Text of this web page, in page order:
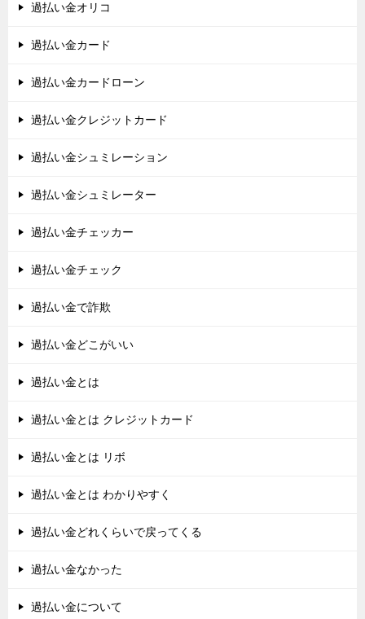
過払い金オリコ
過払い金カード
過払い金カードローン
過払い金クレジットカード
過払い金シュミレーション
過払い金シュミレーター
過払い金チェッカー
過払い金チェック
過払い金で詐欺
過払い金どこがいい
過払い金とは
過払い金とは クレジットカード
過払い金とは リボ
過払い金とは わかりやすく
過払い金どれくらいで戻ってくる
過払い金なかった
過払い金について